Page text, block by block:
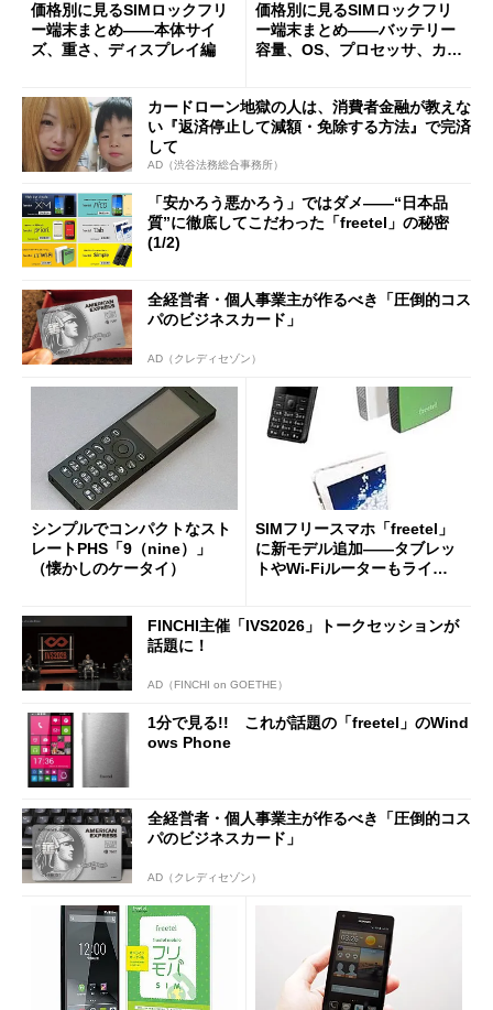
価格別に見るSIMロックフリ
ー端末まとめ――本体サイ
ズ、重さ、ディスプレイ編
価格別に見るSIMロックフリ
ー端末まとめ――バッテリー
容量、OS、プロセッサ、カメ
カードローン地獄の人は、消費者金融が教えな
い『返済停止して減額・免除する方法』で完済
して
AD（渋谷法務総合事務所）
「安かろう悪かろう」ではダメ――“日本品
質”に徹底してこだわった「freetel」の秘密
(1/2)
全経営者・個人事業主が作るべき「圧倒的コス
パのビジネスカード」
AD（クレディセゾン）
シンプルでコンパクトなスト
レートPHS「9（nine）」
（懐かしのケータイ）
SIMフリースマホ「freetel」
に新モデル追加――タブレッ
トやWi-Fiルーターもライン
FINCHI主催「IVS2026」トークセッションが
話題に！
AD（FINCHI on GOETHE）
1分で見る!! これが話題の「freetel」のWind
ows Phone
全経営者・個人事業主が作るべき「圧倒的コス
パのビジネスカード」
AD（クレディセゾン）